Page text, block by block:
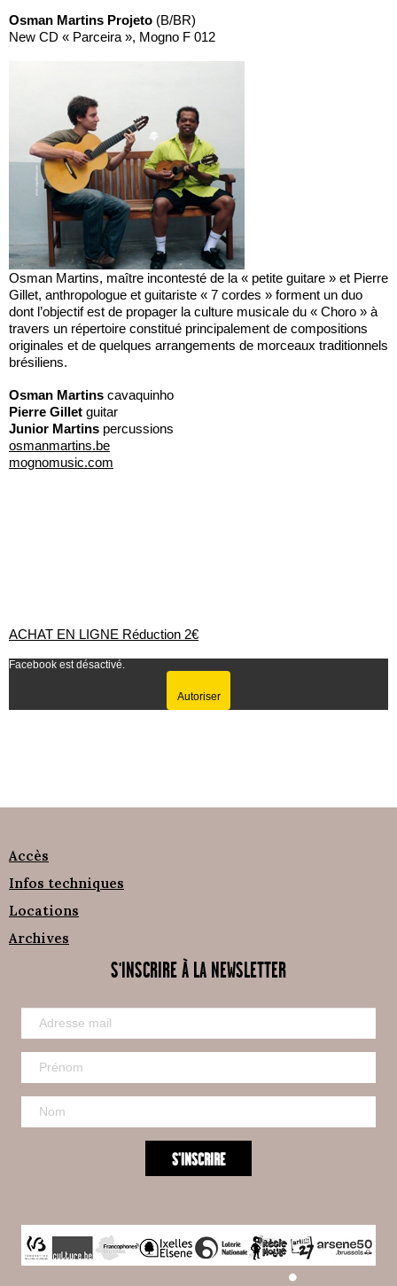
Osman Martins Projeto (B/BR)
New CD « Parceira », Mogno F 012
Osman Martins, maître incontesté de la « petite guitare » et Pierre
Gillet, anthropologue et guitariste « 7 cordes » forment un duo
dont l’objectif est de propager la culture musicale du « Choro » à
travers un répertoire constitué principalement de compositions
originales et de quelques arrangements de morceaux traditionnels
brésiliens.
Osman Martins cavaquinho
Pierre Gillet guitar
Junior Martins percussions
osmanmartins.be
mognomusic.com
ACHAT EN LIGNE Réduction 2€
Facebook est désactivé.
Autoriser
Accès
Infos techniques
Locations
Archives
S'INSCRIRE À LA NEWSLETTER